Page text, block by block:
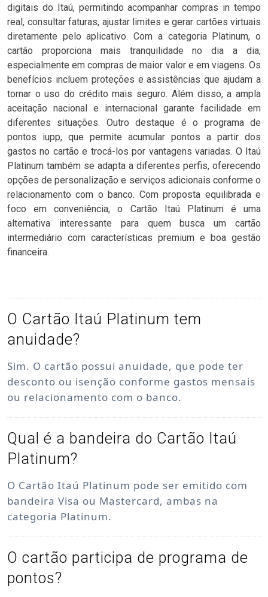
digitais do Itaú, permitindo acompanhar compras in tempo
real, consultar faturas, ajustar limites e gerar cartões virtuais
diretamente pelo aplicativo. Com a categoria Platinum, o
cartão proporciona mais tranquilidade no dia a dia,
especialmente em compras de maior valor e em viagens. Os
benefícios incluem proteções e assistências que ajudam a
tornar o uso do crédito mais seguro. Além disso, a ampla
aceitação nacional e internacional garante facilidade em
diferentes situações. Outro destaque é o programa de
pontos iupp, que permite acumular pontos a partir dos
gastos no cartão e trocá-los por vantagens variadas. O Itaú
Platinum também se adapta a diferentes perfis, oferecendo
opções de personalização e serviços adicionais conforme o
relacionamento com o banco. Com proposta equilibrada e
foco em conveniência, o Cartão Itaú Platinum é uma
alternativa interessante para quem busca um cartão
intermediário com características premium e boa gestão
financeira.
O Cartão Itaú Platinum tem
anuidade?
Sim. O cartão possui anuidade, que pode ter
desconto ou isenção conforme gastos mensais
ou relacionamento com o banco.
Qual é a bandeira do Cartão Itaú
Platinum?
O Cartão Itaú Platinum pode ser emitido com
bandeira Visa ou Mastercard, ambas na
categoria Platinum.
O cartão participa de programa de
pontos?